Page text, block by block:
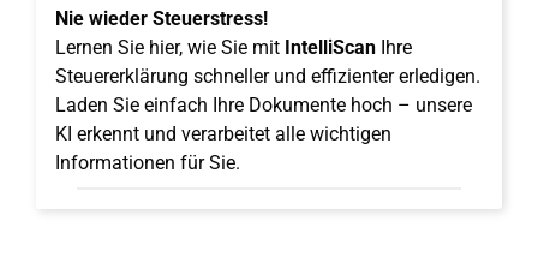
Nie wieder Steuerstress!
Lernen Sie hier, wie Sie mit IntelliScan Ihre
Steuererklärung schneller und effizienter erledigen.
Laden Sie einfach Ihre Dokumente hoch – unsere
KI erkennt und verarbeitet alle wichtigen
Informationen für Sie.